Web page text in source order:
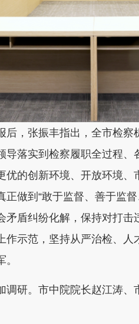
后，张振丰指出，全市检
导落实到检察履职全过程
优的创新环境、开放环境
做到“敢于监督、善于监
矛盾纠纷化解，保持对打
作示范，坚持从严治检、
调研。市中院院长赵江涛